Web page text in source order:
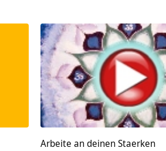
Arbeite an deinen Staerken